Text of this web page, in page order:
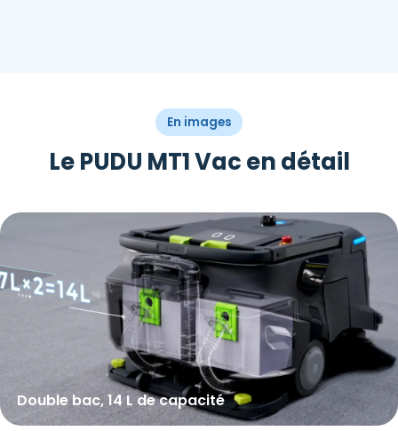
En images
Le PUDU MT1 Vac en détail
Double bac, 14 L de capacité